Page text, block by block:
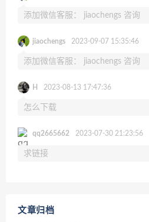
添加微信客服： jiaochengs 咨询
jiaochengs 2023-09-07 15:35:46
添加微信客服： jiaochengs 咨询
H 2023-08-13 17:47:36
怎么下载
qq2665662 2023-07-30 21:23:56
求链接
文章归档